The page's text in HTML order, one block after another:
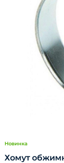
Новинка
Хомут